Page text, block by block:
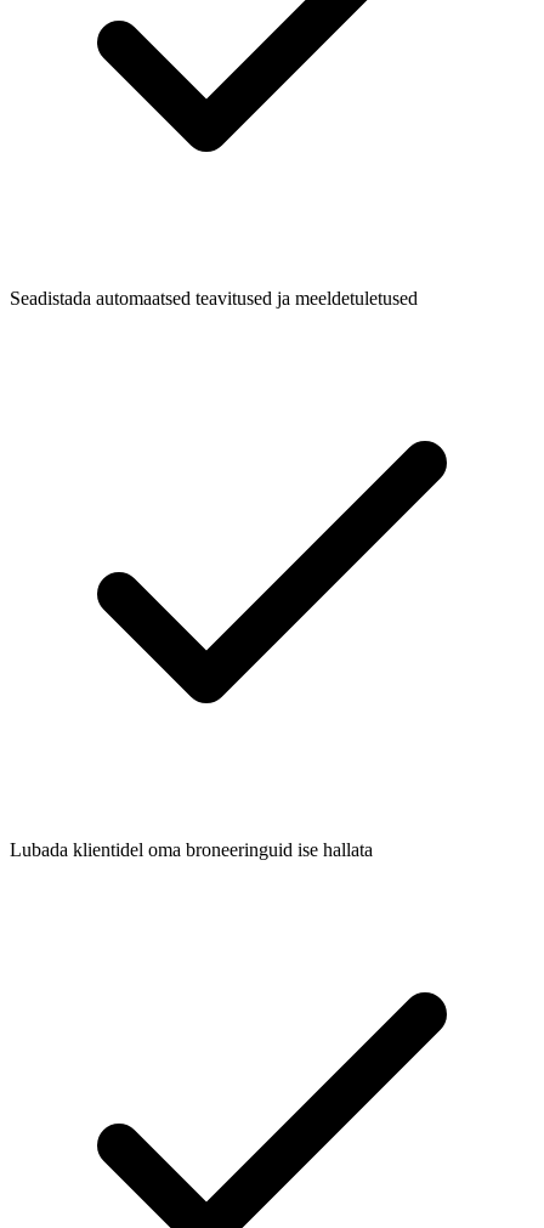
Seadistada automaatsed teavitused ja meeldetuletused
Lubada klientidel oma broneeringuid ise hallata